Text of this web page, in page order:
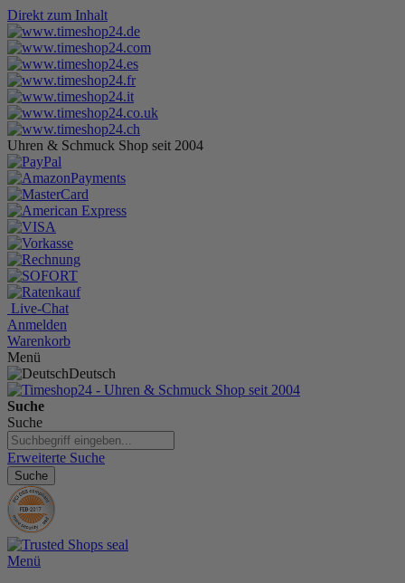
Direkt zum Inhalt
Uhren & Schmuck Shop seit 2004
Live-Chat
Anmelden
Warenkorb
Menü
Deutsch
Suche
Suche
Erweiterte Suche
Suche
Menü